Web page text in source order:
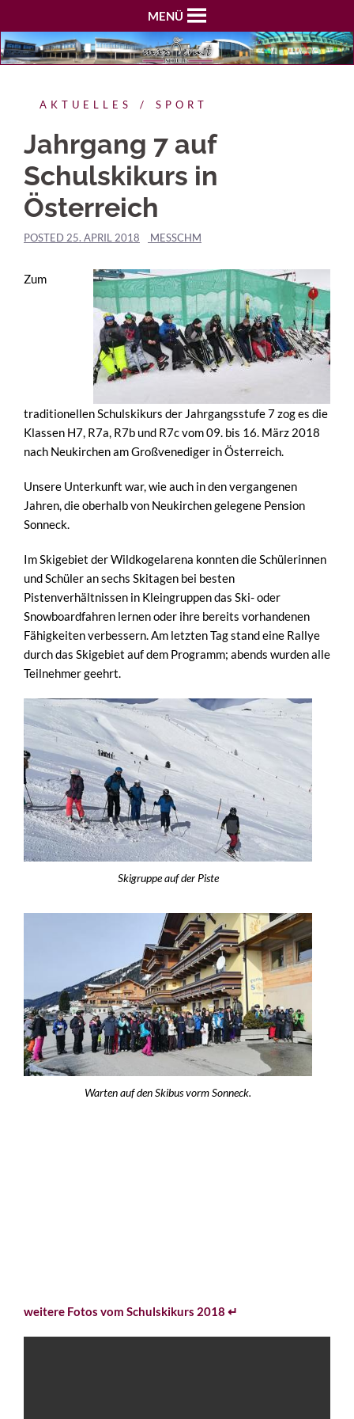
MENÜ
AKTUELLES SPORT
Jahrgang 7 auf
Schulskikurs in
Österreich
POSTED 25. APRIL 2018 MESSCHM
Zum
traditionellen Schulskikurs der Jahrgangsstufe 7 zog es die
Klassen H7, R7a, R7b und R7c vom 09. bis 16. März 2018
nach Neukirchen am Großvenediger in Österreich.
Unsere Unterkunft war, wie auch in den vergangenen
Jahren, die oberhalb von Neukirchen gelegene Pension
Sonneck.
Im Skigebiet der Wildkogelarena konnten die Schülerinnen
und Schüler an sechs Skitagen bei besten
Pistenverhältnissen in Kleingruppen das Ski- oder
Snowboardfahren lernen oder ihre bereits vorhandenen
Fähigkeiten verbessern. Am letzten Tag stand eine Rallye
durch das Skigebiet auf dem Programm; abends wurden alle
Teilnehmer geehrt.
Skigruppe auf der Piste
Warten auf den Skibus vorm Sonneck.
weitere Fotos vom Schulskikurs 2018 ↵